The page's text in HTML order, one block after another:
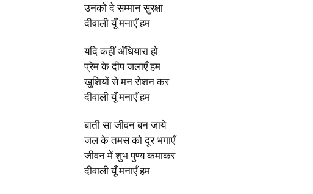
उनको दे सम्मान सुरक्षा
दीवाली यूँ मनाएँ हम
यदि कहीं अँधियारा हो
प्रेम के दीप जलाएँ हम
खुशियों से मन रोशन कर
दीवाली यूँ मनाएँ हम
बाती सा जीवन बन जाये
जल के तमस को दूर भगाएँ
जीवन में शुभ पुण्य कमाकर
दीवाली यूँ मनाएँ हम